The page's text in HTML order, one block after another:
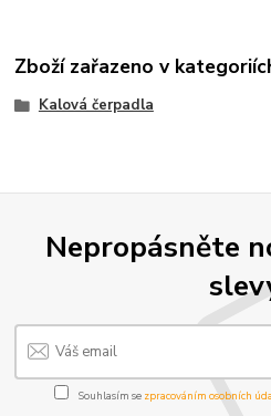
Zboží zařazeno v
Kalová čerpadla
Nepropásněte
Souhlasím se zpracováním osobních